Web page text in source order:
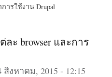
รใช้งาน Drupal
ละ browser และการ
สิงหาคม, 2015 - 12:15